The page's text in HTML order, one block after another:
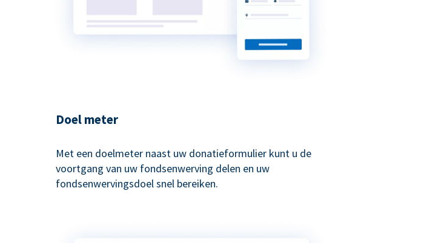
Doel meter
Met een doelmeter naast uw donatieformulier kunt u de
voortgang van uw fondsenwerving delen en uw
fondsenwervingsdoel snel bereiken.